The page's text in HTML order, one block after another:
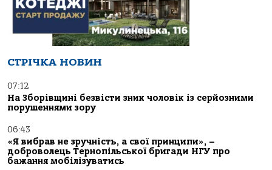
СТРІЧКА НОВИН
07:12
На Зборівщині безвісти зник чоловік із серйозними
порушеннями зору
06:43
«Я вибрав не зручність, а свої принципи», –
доброволець Тернопільської бригади НГУ про
бажання мобілізуватись